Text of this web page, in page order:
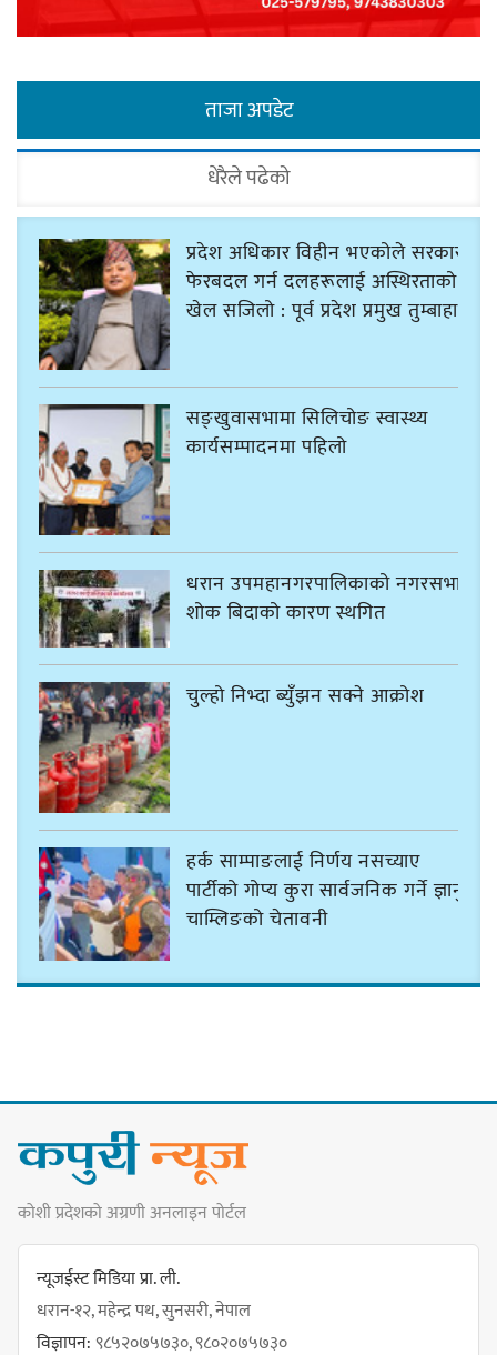
ताजा अपडेट
धेरैले पढेको
प्रदेश अधिकार विहीन भएकोले सरकार
फेरबदल गर्न दलहरूलाई अस्थिरताको
खेल सजिलो : पूर्व प्रदेश प्रमुख तुम्बाहाङ
सङ्खुवासभामा सिलिचोङ स्वास्थ्य
कार्यसम्पादनमा पहिलो
धरान उपमहानगरपालिकाको नगरसभा
शोक बिदाको कारण स्थगित
चुल्हो निभ्दा ब्युँझन सक्ने आक्रोश
हर्क साम्पाङलाई निर्णय नसच्याए
पार्टीको गोप्य कुरा सार्वजनिक गर्ने ज्ञानु
चाम्लिङको चेतावनी
नयाँ सेउती पूल नजिक दुर्घटनाको
जोखिमको ट्राफिक सचेतना गराउँदै
सिलाम साक्मा
कोशी प्रदेशको अग्रणी अनलाइन पोर्टल
न्यूजईस्ट मिडिया प्रा. ली.
धरान-१२, महेन्द्र पथ, सुनसरी, नेपाल
विज्ञापन:९८५२०७५७३०, ९८०२०७५७३०